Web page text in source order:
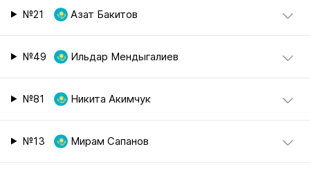
№21 Азат Бакитов
№49 Ильдар Мендыгалиев
№81 Никита Акимчук
№13 Мирам Сапанов